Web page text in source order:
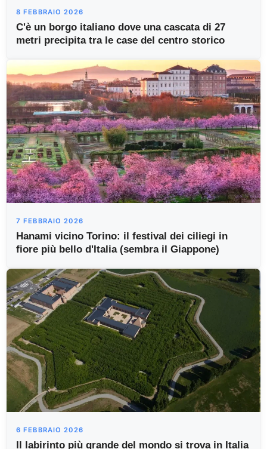
8 FEBBRAIO 2026
C'è un borgo italiano dove una cascata di 27
metri precipita tra le case del centro storico
7 FEBBRAIO 2026
Hanami vicino Torino: il festival dei ciliegi in
fiore più bello d'Italia (sembra il Giappone)
6 FEBBRAIO 2026
Il labirinto più grande del mondo si trova in Italia